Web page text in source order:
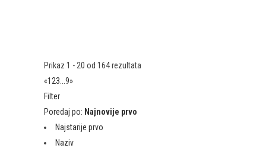
Prikaz 1 - 20 od 164 rezultata
«1 23 9»
Filter
Poredaj po: Najnovije prvo
Najstarije prvo
Naziv